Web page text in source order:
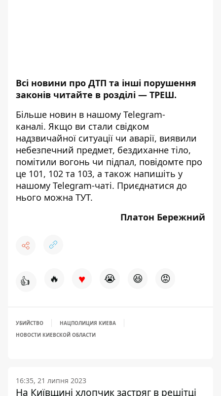
Всі новини про ДТП та інші порушення
законів читайте в розділі — ТРЕШ.
Більше новин в нашому Telegram-
каналі. Якщо ви стали свідком
надзвичайної ситуації чи аварії, виявили
небезпечний предмет, бездиханне тіло,
помітили вогонь чи підпал, повідомте про
це 101, 102 та 103, а також напишіть у
нашому Telegram-чаті. Приєднатися до
нього можна ТУТ.
Платон Бережний
👍 🔥 ♥ 😭 😆 😡
УБИЙСТВО
НАЦПОЛИЦИЯ КИЕВА
НОВОСТИ КИЕВСКОЙ ОБЛАСТИ
16:35, 21 липня 2023
На Київщині хлопчик застряг в решітці